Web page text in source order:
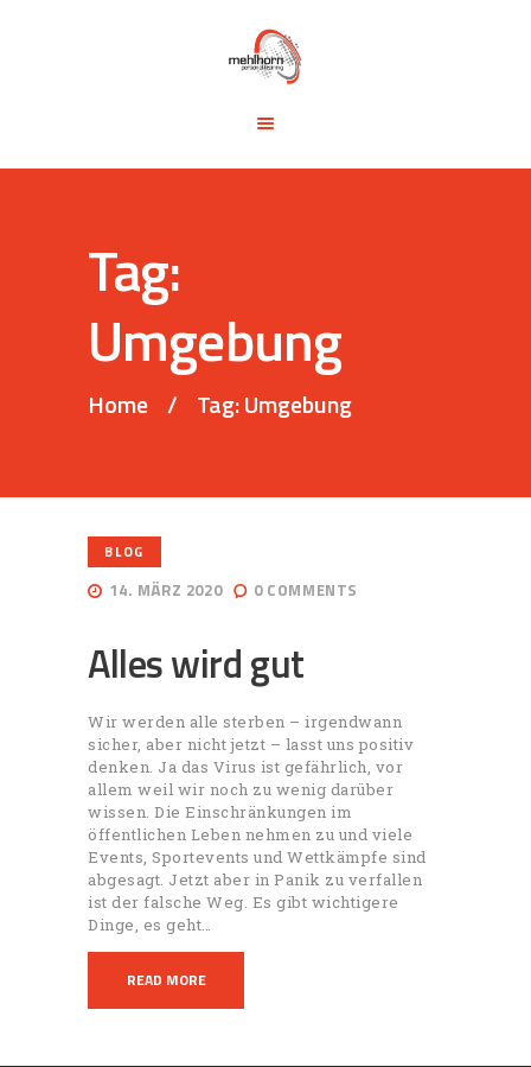
Tag:
Umgebung
Home Tag: Umgebung
KONTAKT
BLOG
14. MÄRZ 2020 0 COMMENTS
Alles wird gut
Wir werden alle sterben – irgendwann
sicher, aber nicht jetzt – lasst uns positiv
denken. Ja das Virus ist gefährlich, vor
allem weil wir noch zu wenig darüber
wissen. Die Einschränkungen im
öffentlichen Leben nehmen zu und viele
Events, Sportevents und Wettkämpfe sind
abgesagt. Jetzt aber in Panik zu verfallen
ist der falsche Weg. Es gibt wichtigere
Dinge, es geht…
READ MORE